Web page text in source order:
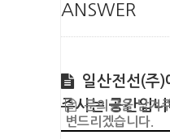
ANSWER
일산전선(주)
주시는 공간입
문의글을 남겨
변드리겠습니다.